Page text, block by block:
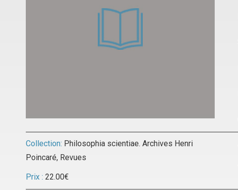
Collection: Philosophia scientiae. Archives Henri
Poincaré, Revues
Prix : 22.00€